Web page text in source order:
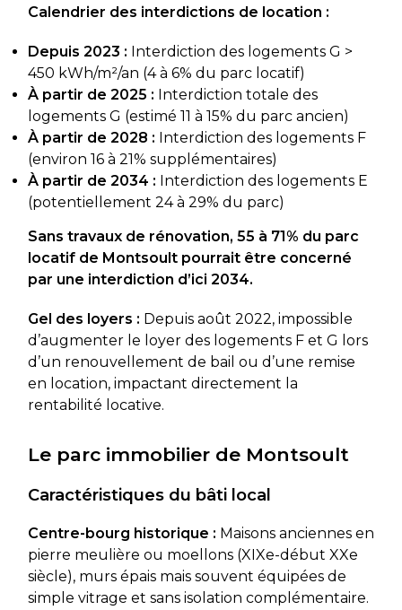
Calendrier des interdictions de location :
Depuis 2023 : Interdiction des logements G >
450 kWh/m²/an (4 à 6% du parc locatif)
À partir de 2025 : Interdiction totale des
logements G (estimé 11 à 15% du parc ancien)
À partir de 2028 : Interdiction des logements F
(environ 16 à 21% supplémentaires)
À partir de 2034 : Interdiction des logements E
(potentiellement 24 à 29% du parc)
Sans travaux de rénovation, 55 à 71% du parc
locatif de Montsoult pourrait être concerné
par une interdiction d’ici 2034.
Gel des loyers : Depuis août 2022, impossible
d’augmenter le loyer des logements F et G lors
d’un renouvellement de bail ou d’une remise
en location, impactant directement la
rentabilité locative.
Le parc immobilier de Montsoult
Caractéristiques du bâti local
Centre-bourg historique : Maisons anciennes en
pierre meulière ou moellons (XIXe-début XXe
siècle), murs épais mais souvent équipées de
simple vitrage et sans isolation complémentaire.